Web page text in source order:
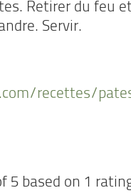
Retirer du feu
Servir.
recettes/
5 based on 1